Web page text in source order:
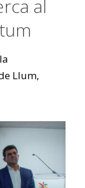
al
Llum,